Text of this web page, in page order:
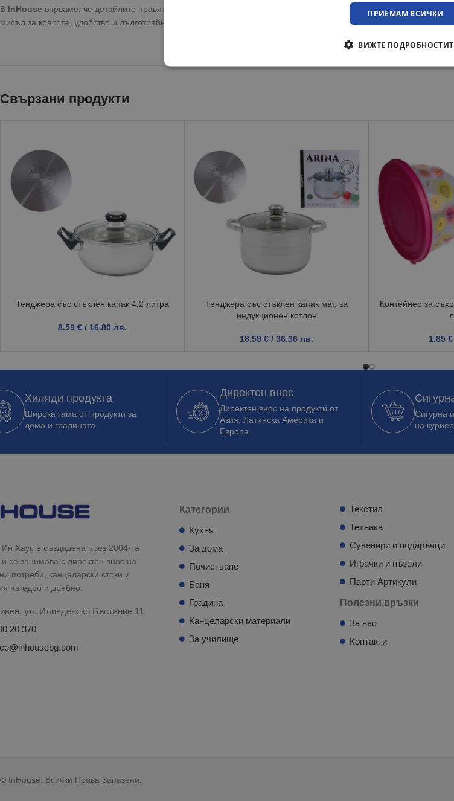
В InHouse вярваме, че детайлите правят разликата. От елегантни стъклени чаши и изискани купи до
мисъл за красота, удобство и дълготрайност. Нашата цел е да предлагаме продукти, които не просто служат на
Свързани продукти
Тенджера със стъклен капак 4,2 литра
8.59 € / 16.80 лв.
Тенджера със стъклен капак мат, за
индукционен котлон
18.59 € / 36.36 лв.
Контейнер за
1.85 €
Хиляди продукта
Широка гама от продукти за
дома и градината.
Директен внос
Директен внос на продукти от
Азия, Латинска Америка и
Европа.
Сигурна
на
Хаус е създадена през 2004-та
и се занимава с директен внос на
потреби, канцеларски стоки и
на едро и дребно.
ул. Илинденско Въстание 11
20 370
Категории
Кухня
За дома
Почистване
Баня
Градина
Канцеларски материали
За училище
Текстил
Техника
Сувенири и подаръчци
Играчки и пъзели
Парти Артикули
Полезни връзки
За нас
Контакти
InHouse. Всички Права Запазени.
ПРИЕМАМ ВСИЧКИ
ВИЖТЕ